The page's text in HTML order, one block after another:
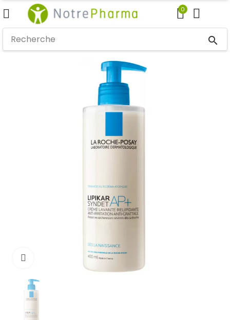
0
search
Cliquez pour agrandir